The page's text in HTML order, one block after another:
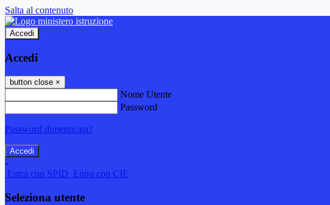
Salta al contenuto
Accedi
Accedi
button close ×
Nome Utente
Password
Password dimenticata?
-
Entra con SPID Entra con CIE
Seleziona utente